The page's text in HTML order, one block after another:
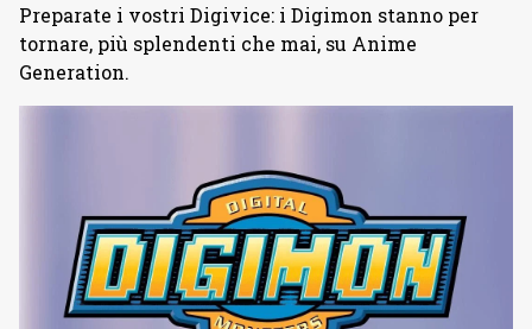
Preparate i vostri Digivice: i Digimon stanno per
tornare, più splendenti che mai, su Anime
Generation.